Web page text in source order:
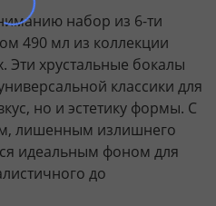
набор из 6-ти
490 мл из коллекции
Эти хрустальные бокалы
классики для
но и эстетику формы. С
лишенным излишнего
идеальным фоном для
до